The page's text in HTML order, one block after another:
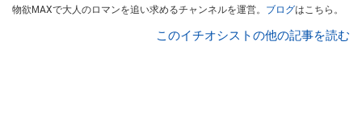
物欲MAXで大人のロマンを追い求めるチャンネルを運営。 ブログはこちら。
このイチオシストの他の記事を読む